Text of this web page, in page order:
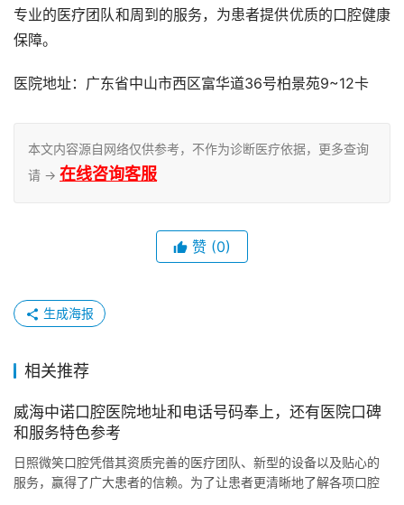
专业的医疗团队和周到的服务，为患者提供优质的口腔健康
保障。
医院地址：广东省中山市西区富华道36号柏景苑9~12卡
本文内容源自网络仅供参考，不作为诊断医疗依据，更多查询
请 → 在线咨询客服
赞 (0)
生成海报
相关推荐
威海中诺口腔医院地址和电话号码奉上，还有医院口碑
和服务特色参考
日照微笑口腔凭借其资质完善的医疗团队、新型的设备以及贴心的
服务，赢得了广大患者的信赖。为了让患者更清晰地了解各项口腔